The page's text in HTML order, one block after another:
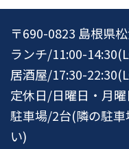
〒690-0823 島根県
ランチ/11:00-
居酒屋/17:30-
定休日/日曜日・月曜
駐車場/2台(隣の駐
い)